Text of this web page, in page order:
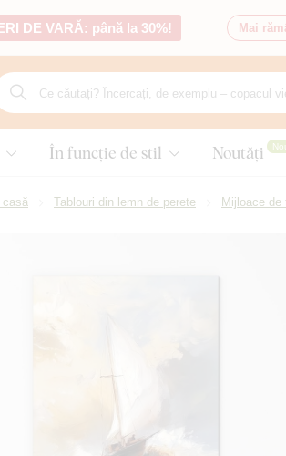
DE VARĂ: până la 30%! Mai
În funcție de stil Noutăți
casă Tablouri din lemn de perete Mijloace de